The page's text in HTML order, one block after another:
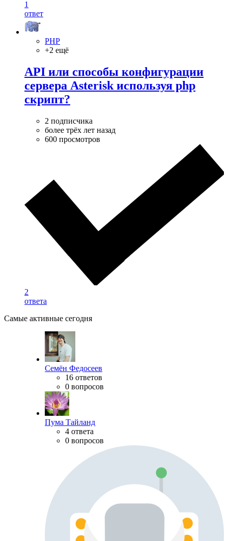
1
ответ
PHP
+2 ещё
API или способы конфигурации
сервера Asterisk используя php
скрипт?
2 подписчика
более трёх лет назад
600 просмотров
2
ответа
Самые активные сегодня
Семён Федосеев
16 ответов
0 вопросов
Пума Тайланд
4 ответа
0 вопросов